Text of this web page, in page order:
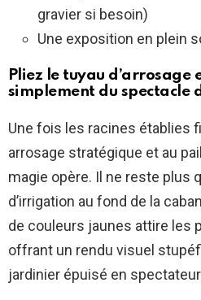
gravier si besoin)
Une exposition en plein
Pliez le tuyau d’arrosage
simplement du spectacle
Une fois les racines établies
arrosage stratégique et au
magie opère. Il ne reste plus
d’irrigation au fond de la
de couleurs jaunes attire les
offrant un rendu visuel
jardinier épuisé en